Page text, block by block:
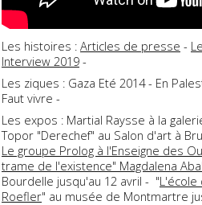
Les histoires : Articles de presse -
Interview 2019 -
Les ziques : Gaza Eté 2014 - En
Faut vivre -
Les expos : Martial Raysse à la
Topor "Derechef" au Salon d'art à
Le groupe Prolog à l'Enseigne des
trame de l'existence" Magdalena
Bourdelle jusqu'au 12 avril - "L'école
Roefler" au musée de Montmartre